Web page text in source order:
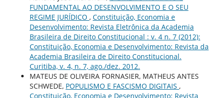
FUNDAMENTAL AO DESENVOLVIMENTO E O SEU
REGIME JURÍDICO , Constituição, Economia e
Desenvolvimento: Revista Eletrônica da Academia
Brasileira de Direito Constitucional : v. 4 n. 7 (2012):
Constituição, Economia e Desenvolvimento: Revista da
Academia Brasileira de Direito Constitucional.
Curitiba, v. 4, n. 7, ago./dez. 2012.
MATEUS DE OLIVEIRA FORNASIER, MATHEUS ANTES
SCHWEDE, POPULISMO E FASCISMO DIGITAIS ,
Constituição, Economia e Desenvolvimento: Revista